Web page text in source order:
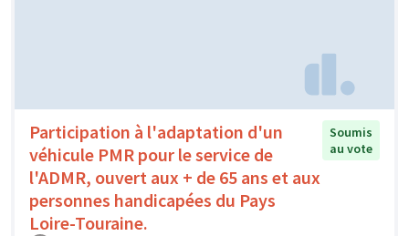
Participation à l'adaptation d'un
véhicule PMR pour le service de
l'ADMR, ouvert aux + de 65 ans et aux
personnes handicapées du Pays
Loire-Touraine.
Soumis
au vote